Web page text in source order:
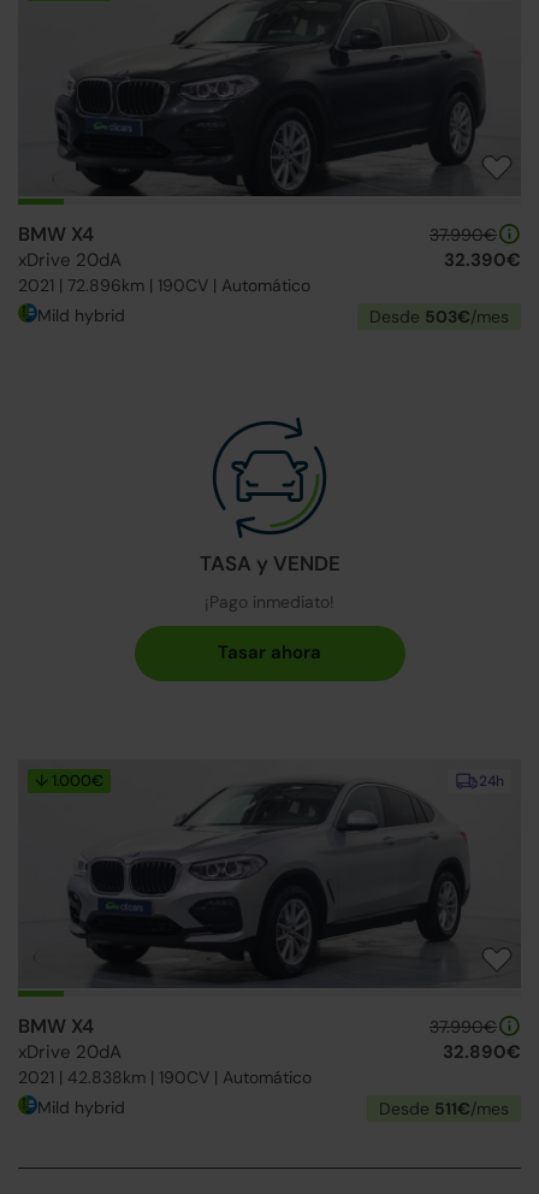
BMW X4
xDrive 20dA
2021 | 72.896km | 190CV | Automático
37.990€
32.390€
Mild hybrid Desde 503€/mes
TASA y VENDE
¡Pago inmediato!
24h
↓ 1.000€
BMW X4
xDrive 20dA
2021 | 42.838km | 190CV | Automático
37.990€
32.890€
Mild hybrid Desde 511€/mes